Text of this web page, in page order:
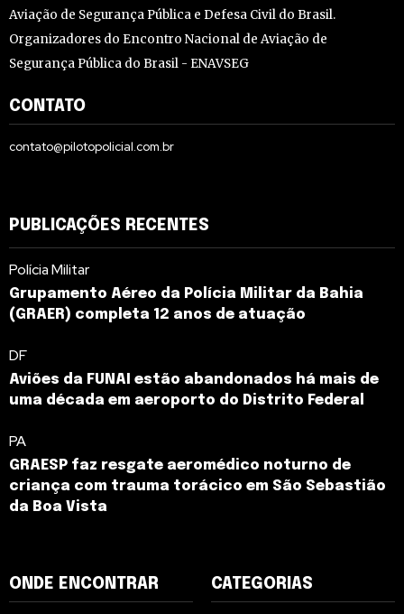
Aviação de Segurança Pública e Defesa Civil do Brasil.
Organizadores do Encontro Nacional de Aviação de
Segurança Pública do Brasil - ENAVSEG
CONTATO
contato@pilotopolicial.com.br
PUBLICAÇÕES RECENTES
Polícia Militar
Grupamento Aéreo da Polícia Militar da Bahia
(GRAER) completa 12 anos de atuação
DF
Aviões da FUNAI estão abandonados há mais de
uma década em aeroporto do Distrito Federal
PA
GRAESP faz resgate aeromédico noturno de
criança com trauma torácico em São Sebastião
da Boa Vista
ONDE ENCONTRAR CATEGORIAS